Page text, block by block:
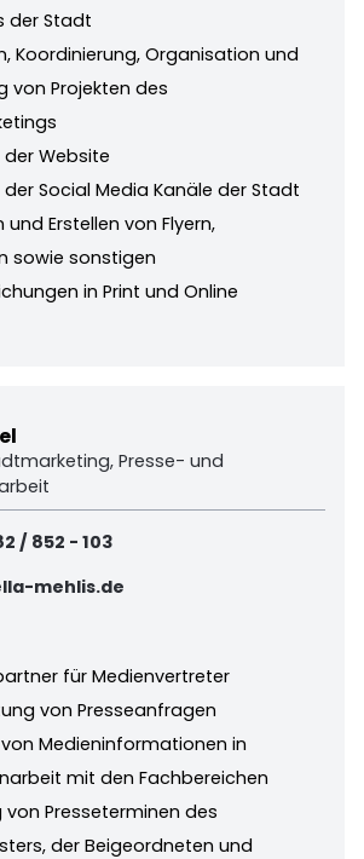
der Stadt
Koordinierung, Organisation und
von Projekten des
Website
Social Media Kanäle der Stadt
Erstellen von Flyern,
sowie sonstigen
in Print und Online
Presse- und
/ 852 - 103
mehlis.de
für Medienvertreter
von Presseanfragen
Medieninformationen in
mit den Fachbereichen
von Presseterminen des
der Beigeordneten und